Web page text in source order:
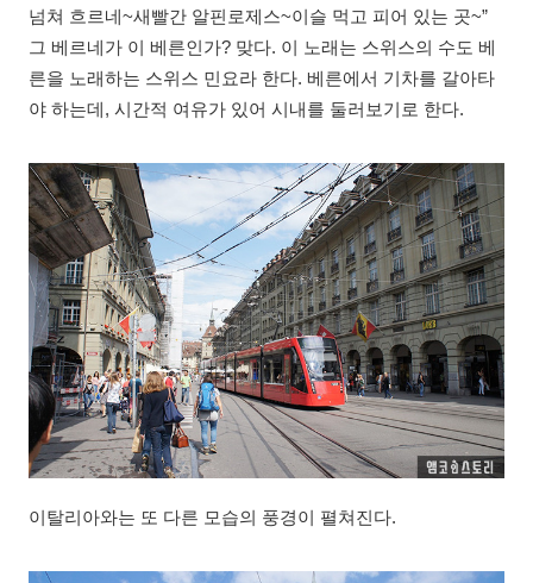
넘쳐 흐르네~새빨간 알핀로제스~이슬 먹고 피어 있는 곳~”
그 베르네가 이 베른인가? 맞다. 이 노래는 스위스의 수도 베
른을 노래하는 스위스 민요라 한다. 베른에서 기차를 갈아타
야 하는데, 시간적 여유가 있어 시내를 둘러보기로 한다.
이탈리아와는 또 다른 모습의 풍경이 펼쳐진다.